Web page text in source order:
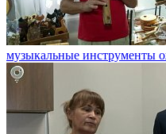
музыкальные инструменты